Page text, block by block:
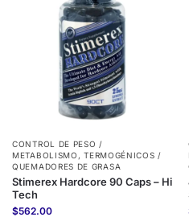
CONTROL DE PESO /
METABOLISMO ,TERMOGÉNICOS /
QUEMADORES DE GRASA
Stimerex Hardcore 90 Caps – Hi
Tech
$562.00